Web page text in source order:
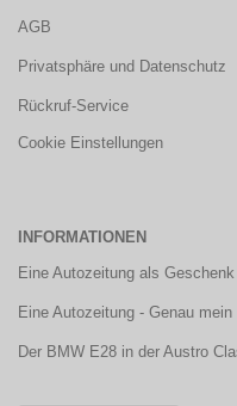
AGB
Privatsphäre und Datenschutz
Rückruf-Service
Cookie Einstellungen
INFORMATIONEN
Eine Autozeitung als Geschenk
Eine Autozeitung - Genau mein
Der BMW E28 in der Austro